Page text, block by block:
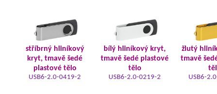
stříbrný hliníkový
kryt, tmavě šedé
plastové tělo
USB6-2.0-0419-2
bílý hliníkový kryt,
tmavě šedé plastové
tělo
USB6-2.0-0219-2
žlutý
tmavě
USB6-